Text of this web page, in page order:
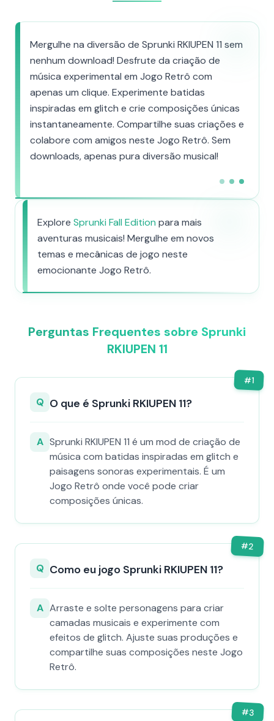
Mergulhe na diversão de Sprunki RKIUPEN 11 sem
nenhum download! Desfrute da criação de
música experimental em Jogo Retrô com
apenas um clique. Experimente batidas
inspiradas em glitch e crie composições únicas
instantaneamente. Compartilhe suas criações e
colabore com amigos neste Jogo Retrô. Sem
downloads, apenas pura diversão musical!
Explore Sprunki Fall Edition para mais
aventuras musicais! Mergulhe em novos
temas e mecânicas de jogo neste
emocionante Jogo Retrô.
Perguntas Frequentes sobre Sprunki
RKIUPEN 11
#1
Q O que é Sprunki RKIUPEN 11?
A Sprunki RKIUPEN 11 é um mod de criação de
música com batidas inspiradas em glitch e
paisagens sonoras experimentais. É um
Jogo Retrô onde você pode criar
composições únicas.
#2
Q Como eu jogo Sprunki RKIUPEN 11?
A Arraste e solte personagens para criar
camadas musicais e experimente com
efeitos de glitch. Ajuste suas produções e
compartilhe suas composições neste Jogo
Retrô.
#3